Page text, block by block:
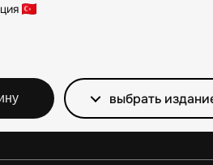
выбрать